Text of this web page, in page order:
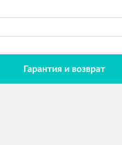
Гарантия и возврат